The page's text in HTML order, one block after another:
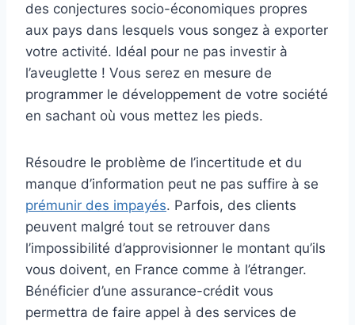
des conjectures socio-économiques propres
aux pays dans lesquels vous songez à exporter
votre activité. Idéal pour ne pas investir à
l’aveuglette ! Vous serez en mesure de
programmer le développement de votre société
en sachant où vous mettez les pieds.
Résoudre le problème de l’incertitude et du
manque d’information peut ne pas suffire à se
prémunir des impayés. Parfois, des clients
peuvent malgré tout se retrouver dans
l’impossibilité d’approvisionner le montant qu’ils
vous doivent, en France comme à l’étranger.
Bénéficier d’une assurance-crédit vous
permettra de faire appel à des services de